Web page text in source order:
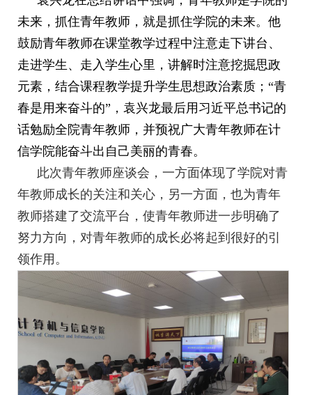
未来，抓住青年教师，就是抓住学院的未来。他
鼓励青年教师在课堂教学过程中注意走下讲台、
走进学生、走入学生心里，讲解时注意挖掘思政
元素，结合课程教学提升学生思想政治素质；“青
春是用来奋斗的”，袁兴龙最后用习近平总书记的
话勉励全院青年教师，并预祝广大青年教师在计
信学院能奋斗出自己美丽的青春。
此次青年教师座谈会，一方面体现了学院对青
年教师成长的关注和关心，另一方面，也为青年
教师搭建了交流平台，使青年教师进一步明确了
努力方向，对青年教师的成长必将起到很好的引
领作用。